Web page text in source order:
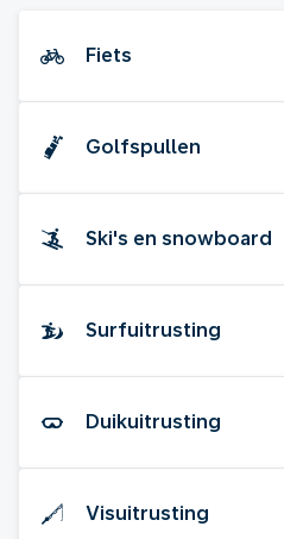
Fiets
Golfspullen
Ski's en snowboard
Surfuitrusting
Duikuitrusting
Visuitrusting